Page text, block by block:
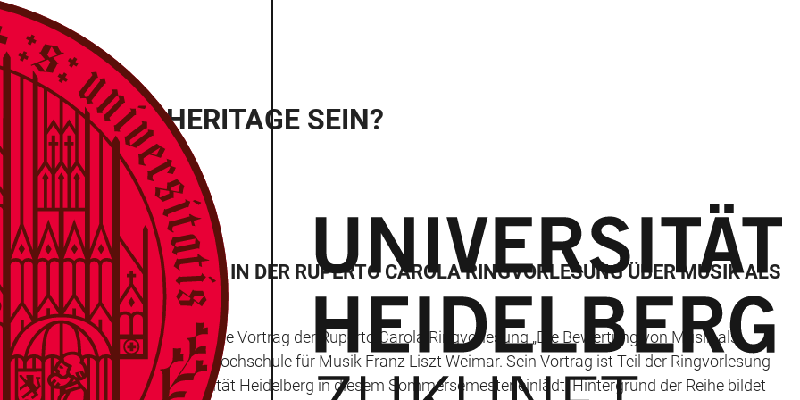
LIVING HERITAGE SEIN?
PINTO SPRICHT IN DER RUPERTO CAROLA RINGVORLESUNG ÜBER MUSIK ALS
sein?“ thematisiert der nächste Vortrag der Ruperto Carola Ringvorlesung „Die Bewertung von Musik als
de Oliveira Pinto von der Hochschule für Musik Franz Liszt Weimar. Sein Vortrag ist Teil der Ringvorlesung
zu der die Universität Heidelberg in diesem Sommersemester einlädt. Hintergrund der Reihe bildet